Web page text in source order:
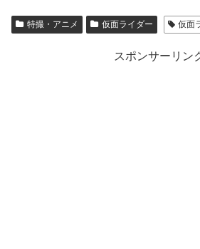
特撮・アニメ 仮面ライダー 仮面
スポンサーリン